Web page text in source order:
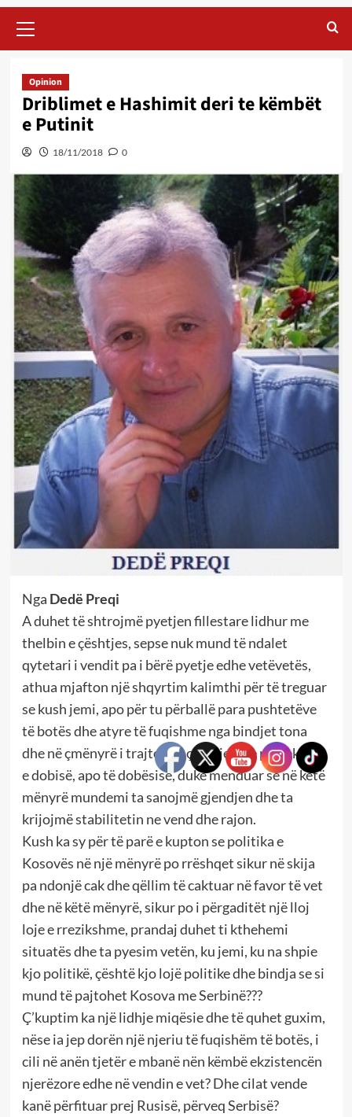
Menu
Opinion
Driblimet e Hashimit deri te këmbët
e Putinit
18/11/2018 0
Nga Dedë Preqi
A duhet të shtrojmë pyetjen fillestare lidhur me
thelbin e çështjes, sepse nuk mund të ndalet
qytetari i vendit pa i bërë pyetje edhe vetëvetës,
athua mjafton një shqyrtim kalimthi për të treguar
se kush jemi, apo për tu përballë para pushtetëve
të botës dhe atyre të fuqishme nga bindjet tona
dhe në çmënyrë i trajtojmë çështjet me pretekstin
e dobisë, apo të dobësisë, duke menduar se në këtë
mënyrë mundemi ta sanojmë gjendjen dhe ta
krijojmë stabilitetin ne vend dhe rajon.
Kush ka sy për të parë e kupton se politika e
Kosovës në një mënyrë po rrëshqet sikur në skija
pa ndonjë cak dhe qëllim të caktuar në favor të vet
dhe në këtë mënyrë, sikur po i përgaditët një lloj
loje e rrezikshme, prandaj duhet ti kthehemi
situatës dhe ta pyesim vetën, ku jemi, ku na shpie
kjo politikë, çështë kjo lojë politike dhe bindja se si
mund të pajtohet Kosova me Serbinë???
Ç’kuptim ka një lidhje miqësie dhe të quhet guxim,
nëse ia jep dorën një njeriu të fuqishëm të botës, i
cili në anën tjetër e mbanë nën këmbë ekzistencën
njerëzore edhe në vendin e vet? Dhe cilat vende
kanë përfituar prej Rusisë, përveq Serbisë?